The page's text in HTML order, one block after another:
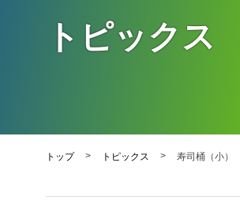
トピックス
トップ > トピックス > 寿司桶（小）